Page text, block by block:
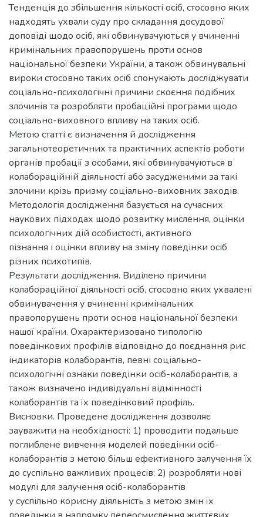
Тенденція до збільшення кількості осіб, стосовно яких
надходять ухвали суду про складання досудової
доповіді щодо осіб, які обвинувачуються у вчиненні
кримінальних правопорушень проти основ
національної безпеки України, а також обвинувальні
вироки стосовно таких осіб спонукають досліджувати
соціально-психологічні причини скоєння подібних
злочинів та розробляти пробаційні програми щодо
соціально-виховного впливу на таких осіб.
Метою статті є визначення й дослідження
загальнотеоретичних та практичних аспектів роботи
органів пробації з особами, які обвинувачуються в
колабораційній діяльності або засудженими за такі
злочини крізь призму соціально-виховних заходів.
Методологія дослідження базується на сучасних
наукових підходах щодо розвитку мислення, оцінки
психологічних дій особистості, активного
пізнання і оцінки впливу на зміну поведінки осіб
різних психотипів.
Результати дослідження. Виділено причини
колабораційної діяльності осіб, стосовно яких ухвалені
обвинувачення у вчиненні кримінальних
правопорушень проти основ національної безпеки
нашої країни. Охарактеризовано типологію
поведінкових профілів відповідно до поєднання рис
індикаторів колаборантів, певні соціально-
психологічні ознаки поведінки осіб-колаборантів, а
також визначено індивідуальні відмінності
колаборантів та їх поведінковий профіль.
Висновки. Проведене дослідження дозволяє
зауважити на необхідності: 1) проводити подальше
поглиблене вивчення моделей поведінки осіб-
колаборантів з метою більш ефективного залучення їх
до суспільно важливих процесів; 2) розробляти нові
модулі для залучення осіб-колаборантів
у суспільно корисну діяльність з метою змін їх